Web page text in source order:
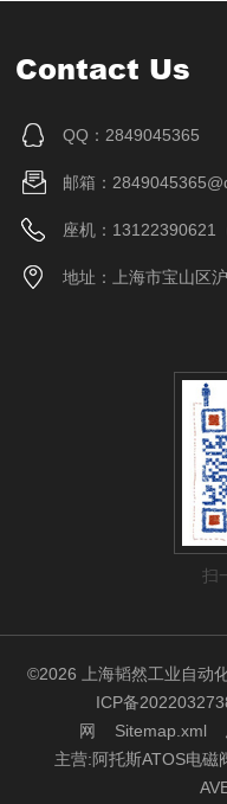
Contact Us
QQ：2849045365
邮箱：
座机：13122390621
地址：上海市宝山区
扫
©2026 上海韬然工业自动
ICP备
网
Sitemap.xml
主营:阿托斯ATOS电磁